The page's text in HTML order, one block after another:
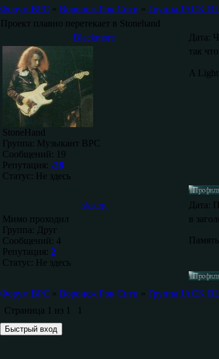
Форум ВРС » Воронеж Рок Сити » Группа JACK
Проект плавно перетекает в Stonehand
Blackmore
Дата:
StoneHand
Группа: Музыкант ВРС
Сообщений: 19
Репутация: -28
Статус: Не здесь
так
A
skserg Дата:
Мимо проходил
Группа: Друг
Сообщений: 4
Репутация: 2
Статус: Не здесь
в
Форум ВРС » Воронеж Рок Сити » Группа JACK
Страница 1 из 1
1